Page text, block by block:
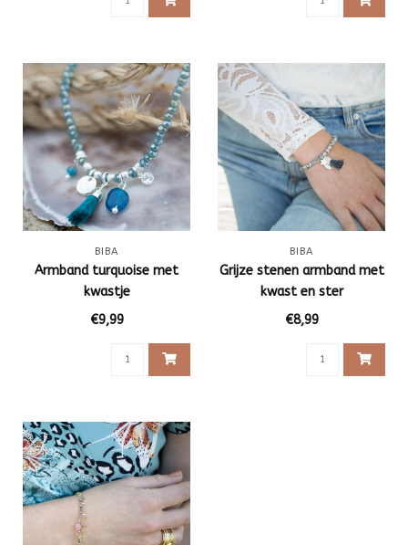
BIBA
Armband turquoise met
kwastje
€9,99
BIBA
Grijze stenen armband met
kwast en ster
€8,99